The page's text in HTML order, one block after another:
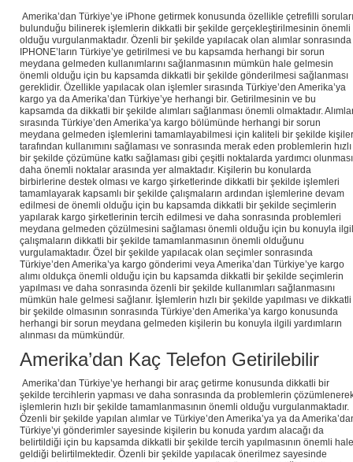
Amerika’dan Türkiye’ye iPhone getirmek konusunda özellikle çetrefilli
bulunduğu bilinerek işlemlerin dikkatli bir şekilde gerçekleştirilmesinin önemli
olduğu vurgulanmaktadır. Özenli bir şekilde yapılacak olan alımlar sonrasında
IPHONE’ların Türkiye’ye getirilmesi ve bu kapsamda herhangi bir sorun
meydana gelmeden kullanımlarını sağlanmasının mümkün hale gelmesin
önemli olduğu için bu kapsamda dikkatli bir şekilde gönderilmesi sağlanması
gereklidir. Özellikle yapılacak olan işlemler sırasında Türkiye’den Amerika’ya
kargo ya da Amerika’dan Türkiye’ye herhangi bir. Getirilmesinin ve bu
kapsamda da dikkatli bir şekilde alımları sağlanması önemli olmaktadır.
sırasında Türkiye’den Amerika’ya kargo bölümünde herhangi bir sorun
meydana gelmeden işlemlerini tamamlayabilmesi için kaliteli bir şekilde kişiler
tarafından kullanımını sağlaması ve sonrasında merak eden problemlerin hızlı
bir şekilde çözümüne katkı sağlaması gibi çeşitli noktalarda yardımcı olunması
daha önemli noktalar arasında yer almaktadır. Kişilerin bu konularda
birbirlerine destek olması ve kargo şirketlerinde dikkatli bir şekilde işlemleri
tamamlayarak kapsamlı bir şekilde çalışmaların ardından işlemlerine devam
edilmesi de önemli olduğu için bu kapsamda dikkatli bir şekilde seçimlerin
yapılarak kargo şirketlerinin tercih edilmesi ve daha sonrasında problemleri
meydana gelmeden çözülmesini sağlaması önemli olduğu için bu konuyla
çalışmaların dikkatli bir şekilde tamamlanmasının önemli olduğunu
vurgulamaktadır. Özel bir şekilde yapılacak olan seçimler sonrasında
Türkiye’den Amerika’ya kargo gönderimi veya Amerika’dan Türkiye’ye kargo
alımı oldukça önemli olduğu için bu kapsamda dikkatli bir şekilde seçimlerin
yapılması ve daha sonrasında özenli bir şekilde kullanımları sağlanmasını
mümkün hale gelmesi sağlanır. İşlemlerin hızlı bir şekilde yapılması ve dikkatli
bir şekilde olmasının sonrasında Türkiye’den Amerika’ya kargo konusunda
herhangi bir sorun meydana gelmeden kişilerin bu konuyla ilgili yardımların
alınması da mümkündür.
Amerika’dan Kaç Telefon Getirilebilir
Amerika’dan Türkiye’ye herhangi bir araç getirme konusunda dikkatli bir
şekilde tercihlerin yapması ve daha sonrasında da problemlerin
işlemlerin hızlı bir şekilde tamamlanmasının önemli olduğu vurgulanmaktadır.
Özenli bir şekilde yapılan alımlar ve Türkiye’den Amerika’ya ya da
Türkiye’yi gönderimler sayesinde kişilerin bu konuda yardım alacağı da
belirtildiği için bu kapsamda dikkatli bir şekilde tercih yapılmasının önemli hale
geldiği belirtilmektedir. Özenli bir şekilde yapılacak önerilmez sayesinde